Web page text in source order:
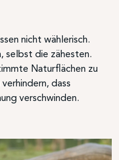
nicht wählerisch.
selbst die zähesten.
Naturflächen zu
dass
verschwinden.